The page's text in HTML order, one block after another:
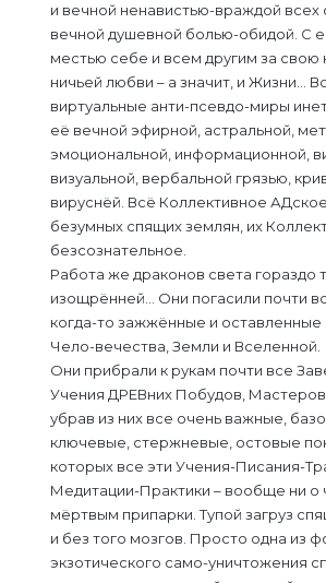
и вечной ненавистью-враждой всех
вечной душевной болью-обидой. С
местью себе и всем другим за свою
ничьей любви – а значит, и Жизни…
виртуальные анти-псевдо-миры
её вечной эфирной, астральной,
эмоциональной, информационной,
визуальной, вербальной грязью,
вируснёй. Всё Коллективное
безумных спящих землян, их
безсознательное.
Работа же драконов света гораздо
изощрённей… Они погасили почти
когда-то зажжённые и
Чело-вечества, Земли и Вселенной.
Они прибрали к рукам почти все
Учения ДРЕВних Побудов,
убрав из них все очень важные,
ключевые, стержневые, остовые
которых все эти Учения-Писания-
Медитации-Практики – вообще ни о
мёртвым припарки. Тупой загруз
и без того мозгов. Просто одна из
экзотического само-уничтожения